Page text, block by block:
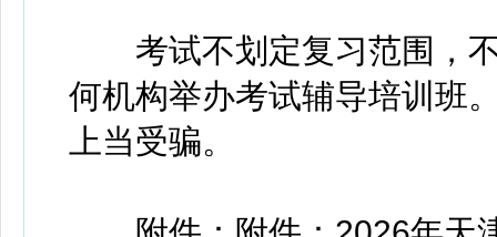
考试不划定复习范围，不
何机构举办考试辅导培训班
上当受骗。